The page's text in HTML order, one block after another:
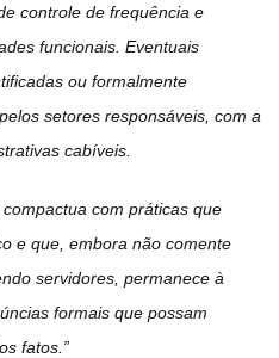
controle de frequência e
funcionais. Eventuais
ou formalmente
setores responsáveis, com a
cabíveis.
com práticas que
e que, embora não comente
servidores, permanece à
formais que possam
fatos.”